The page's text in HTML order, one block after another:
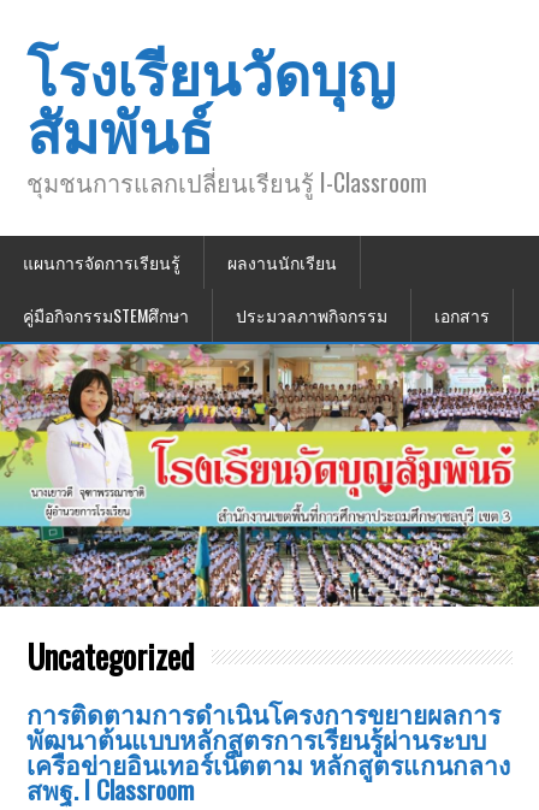
โรงเรียนวัดบุญ
สัมพันธ์
ชุมชนการแลกเปลี่ยนเรียนรู้ I-Classroom
แผนการจัดการเรียนรู้ ผลงานนักเรียน
คู่มือกิจกรรมSTEMศึกษา ประมวลภาพกิจกรรม เอกสาร
Uncategorized
การติดตามการดำเนินโครงการขยายผลการ
พัฒนาต้นแบบหลักสูตรการเรียนรู้ผ่านระบบ
เครือข่ายอินเทอร์เน็ตตาม หลักสูตรแกนกลาง
สพฐ. I Classroom